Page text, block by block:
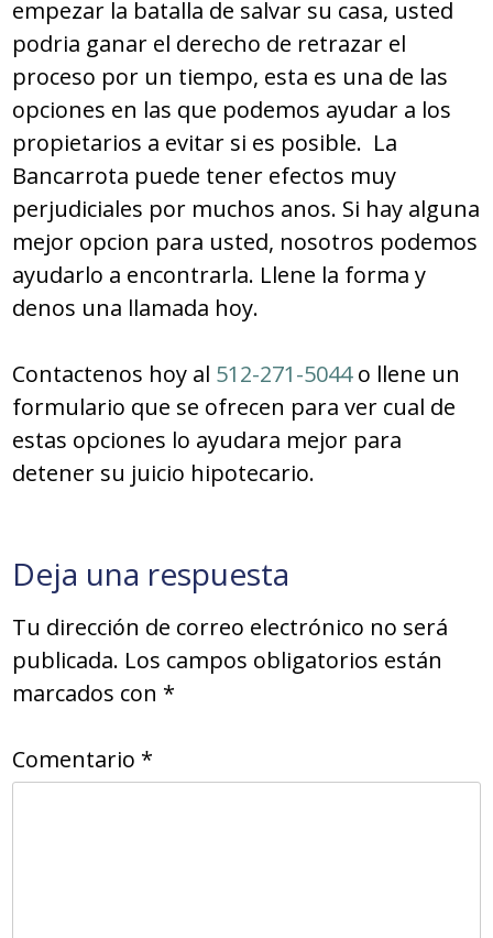
empezar la batalla de salvar su casa, usted
podria ganar el derecho de retrazar el
proceso por un tiempo, esta es una de las
opciones en las que podemos ayudar a los
propietarios a evitar si es posible. La
Bancarrota puede tener efectos muy
perjudiciales por muchos anos. Si hay alguna
mejor opcion para usted, nosotros podemos
ayudarlo a encontrarla. Llene la forma y
denos una llamada hoy.
Contactenos hoy al 512-271-5044o llene un
formulario que se ofrecen para ver cual de
estas opciones lo ayudara mejor para
detener su juicio hipotecario.
Deja una respuesta
Tu dirección de correo electrónico no será
publicada. Los campos obligatorios están
marcados con *
Comentario *